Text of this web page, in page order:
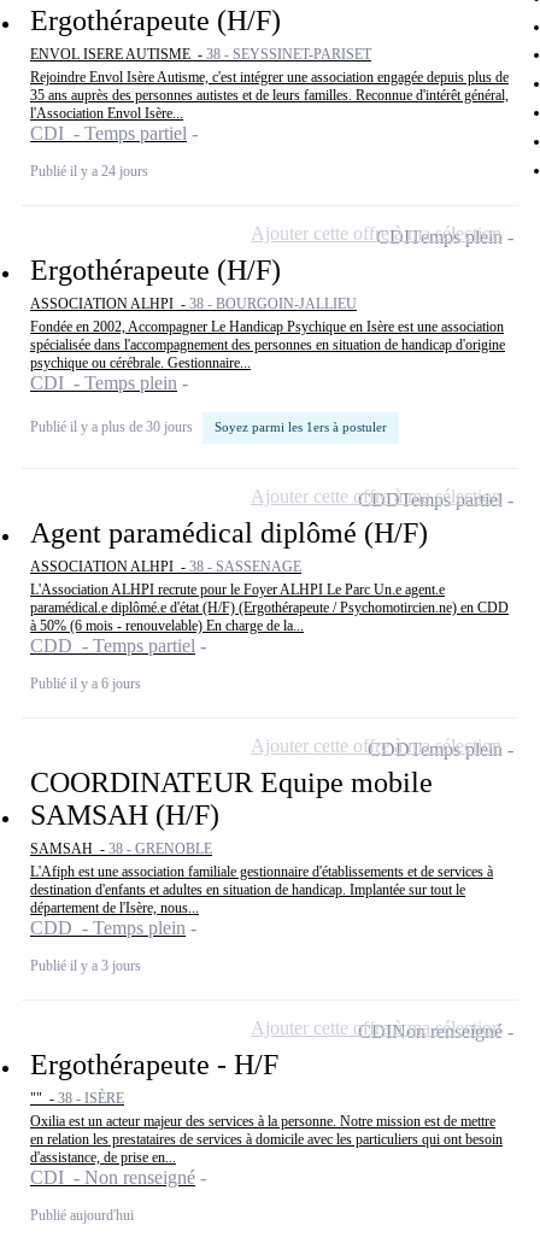
Ergothérapeute (H/F)
ENVOL ISERE AUTISME - 38 - SEYSSINET-PARISET
Rejoindre Envol Isère Autisme, c'est intégrer une association engagée depuis plus de
35 ans auprès des personnes autistes et de leurs familles. Reconnue d'intérêt général,
l'Association Envol Isère...
CDI - Temps partiel
Publié il y a 24 jours
Ergothérapeute (H/F)
ASSOCIATION ALHPI - 38 - BOURGOIN-JALLIEU
Fondée en 2002, Accompagner Le Handicap Psychique en Isère est une association
spécialisée dans l'accompagnement des personnes en situation de handicap d'origine
psychique ou cérébrale. Gestionnaire...
CDI - Temps plein
Publié il y a plus de 30 jours Soyez parmi les 1ers à postuler
CDITemps plein
Ajouter cette offre à ma sélection
Agent paramédical diplômé (H/F)
ASSOCIATION ALHPI - 38 - SASSENAGE
L'Association ALHPI recrute pour le Foyer ALHPI Le Parc Un.e agent.e
paramédical.e diplômé.e d'état (H/F) (Ergothérapeute / Psychomotircien.ne) en CDD
à 50% (6 mois - renouvelable) En charge de la...
CDD - Temps partiel
Publié il y a 6 jours
CDDTemps partiel
Ajouter cette offre à ma sélection
COORDINATEUR Equipe mobile
SAMSAH (H/F)
SAMSAH - 38 - GRENOBLE
L'Afiph est une association familiale gestionnaire d'établissements et de services à
destination d'enfants et adultes en situation de handicap. Implantée sur tout le
département de l'Isère, nous...
CDD - Temps plein
Publié il y a 3 jours
CDDTemps plein
Ajouter cette offre à ma sélection
Ergothérapeute - H/F
"" - 38 - ISÈRE
Oxilia est un acteur majeur des services à la personne. Notre mission est de mettre
en relation les prestataires de services à domicile avec les particuliers qui ont besoin
d'assistance, de prise en...
CDI - Non renseigné
Publié aujourd'hui
CDINon renseigné
Ajouter cette offre à ma sélection